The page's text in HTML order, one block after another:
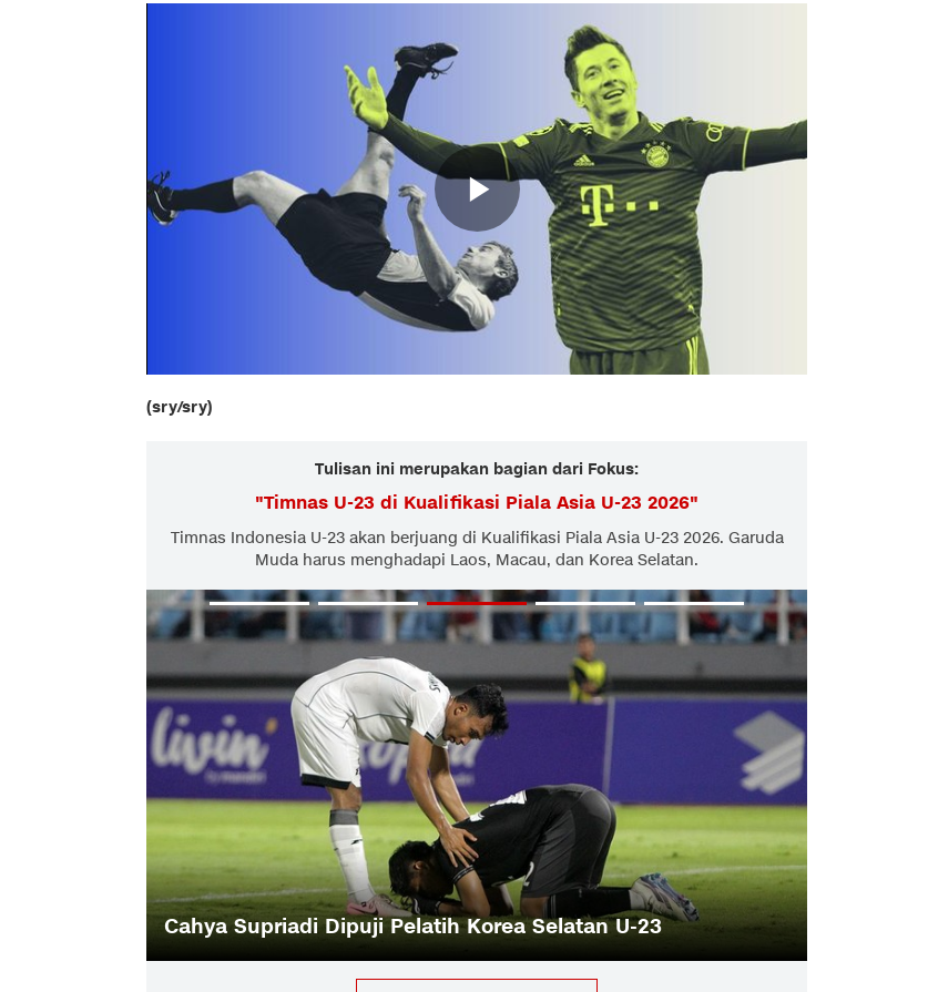
(sry/sry)
Tulisan ini merupakan bagian dari Fokus:
"Timnas U-23 di Kualifikasi Piala Asia U-23 2026"
Timnas Indonesia U-23 akan berjuang di Kualifikasi Piala Asia U-23 2026. Garuda
Muda harus menghadapi Laos, Macau, dan Korea Selatan.
Selatan U-23 Nasib Vanenburg Akan Ditentukan 1 Orang dari PSSI